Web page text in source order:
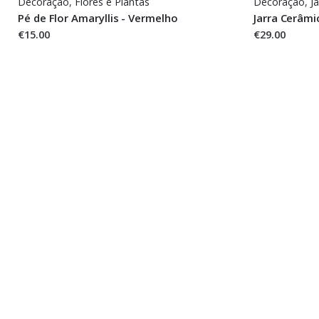
Pé de Flor Amaryllis - Vermelho
€15.00
Jarra
€29.00